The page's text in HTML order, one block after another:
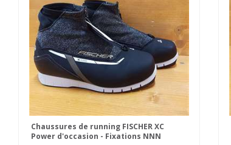
Chaussures de running FISCHER XC
Power d'occasion - Fixations NNN